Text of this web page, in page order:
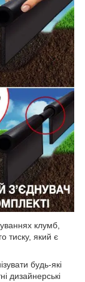
клумб,
тиску, який є
будь-які
дизайнерські